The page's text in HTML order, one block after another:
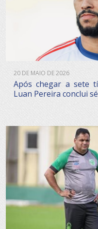
20 DE MAIO DE 2026
Após chegar a sete
Luan Pereira conclui